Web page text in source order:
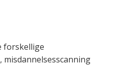
forskellige